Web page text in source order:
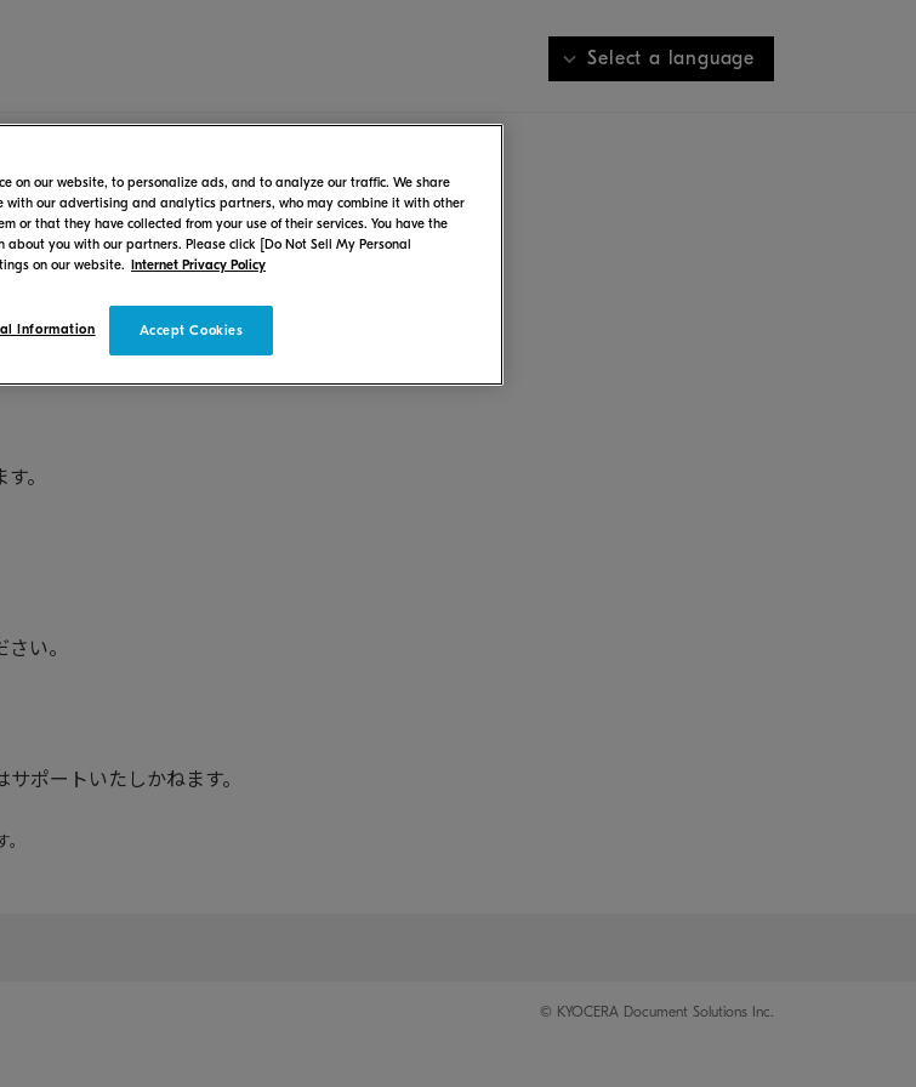
Select a language
サポート機種について
をスキャンして保存することが可能です。
。
い。
ポートいたしかねます。
© KYOCERA Document Solutions Inc.
on our website, to personalize ads, and to analyze our traffic. We share
with our advertising and analytics partners, who may combine it with other
or that they have collected from your use of their services. You have the
you with our partners. Please click [Do Not Sell My Personal
on our website.
Internet Privacy Policy
Accept Cookies
Information